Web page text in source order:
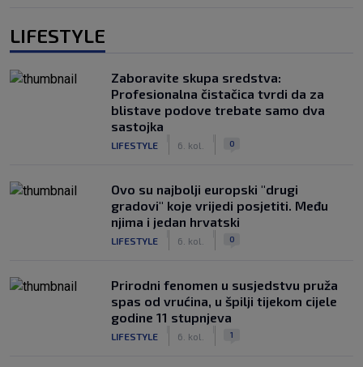
LIFESTYLE
Zaboravite skupa sredstva:
Profesionalna čistačica tvrdi da za
blistave podove trebate samo dva
sastojka
LIFESTYLE 6. kol. 0
Ovo su najbolji europski "drugi
gradovi" koje vrijedi posjetiti. Među
njima i jedan hrvatski
LIFESTYLE 6. kol. 0
Prirodni fenomen u susjedstvu pruža
spas od vrućina, u špilji tijekom cijele
godine 11 stupnjeva
LIFESTYLE 6. kol. 1